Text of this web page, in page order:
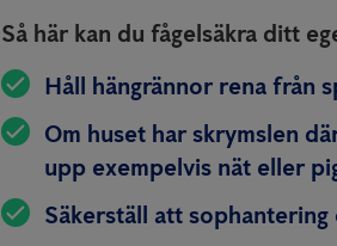
Så här kan du fågelsäkra ditt
Håll hängrännor rena från
Om huset har skrymslen
upp exempelvis nät eller
Säkerställ att